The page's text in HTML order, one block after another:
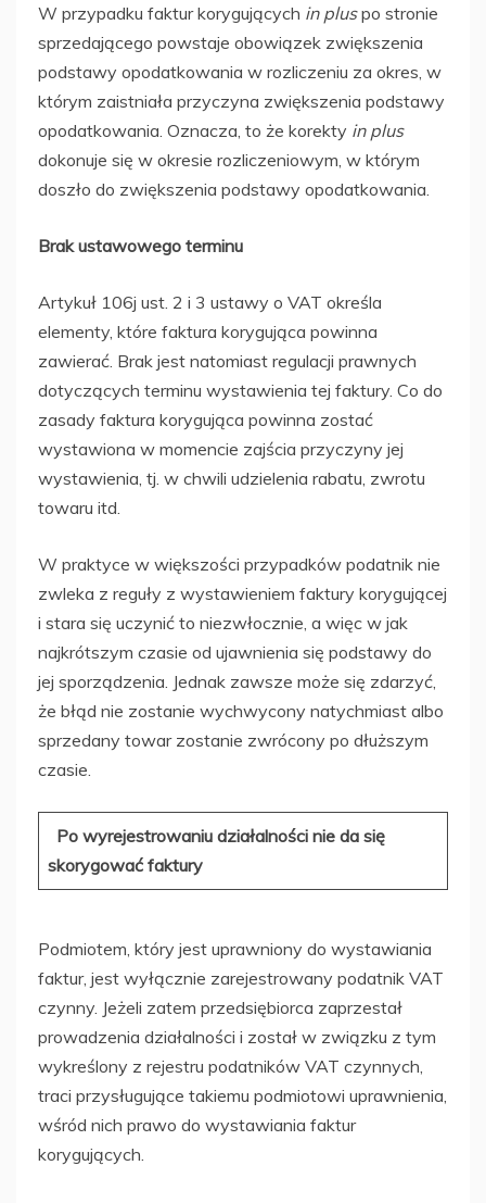
W przypadku faktur korygujących in pluspo stronie
sprzedającego powstaje obowiązek zwiększenia
podstawy opodatkowania w rozliczeniu za okres, w
którym zaistniała przyczyna zwiększenia podstawy
opodatkowania. Oznacza, to że korekty in plus
dokonuje się w okresie rozliczeniowym, w którym
doszło do zwiększenia podstawy opodatkowania.
Brak ustawowego terminu
Artykuł 106j ust. 2 i 3 ustawy o VAT określa
elementy, które faktura korygująca powinna
zawierać. Brak jest natomiast regulacji prawnych
dotyczących terminu wystawienia tej faktury. Co do
zasady faktura korygująca powinna zostać
wystawiona w momencie zajścia przyczyny jej
wystawienia, tj. w chwili udzielenia rabatu, zwrotu
towaru itd.
W praktyce w większości przypadków podatnik nie
zwleka z reguły z wystawieniem faktury korygującej
i stara się uczynić to niezwłocznie, a więc w jak
najkrótszym czasie od ujawnienia się podstawy do
jej sporządzenia. Jednak zawsze może się zdarzyć,
że błąd nie zostanie wychwycony natychmiast albo
sprzedany towar zostanie zwrócony po dłuższym
czasie.
Po wyrejestrowaniu działalności nie da się
skorygować faktury
Podmiotem, który jest uprawniony do wystawiania
faktur, jest wyłącznie zarejestrowany podatnik VAT
czynny. Jeżeli zatem przedsiębiorca zaprzestał
prowadzenia działalności i został w związku z tym
wykreślony z rejestru podatników VAT czynnych,
traci przysługujące takiemu podmiotowi uprawnienia,
wśród nich prawo do wystawiania faktur
korygujących.